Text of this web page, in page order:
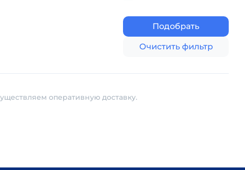
Подобрать
Очистить фильтр
оперативную доставку.